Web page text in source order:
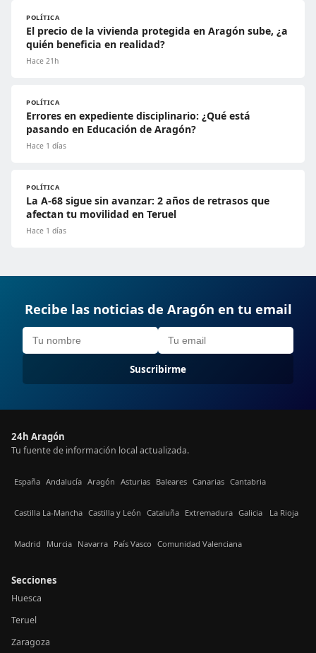
POLÍTICA
El precio de la vivienda protegida en Aragón sube, ¿a
quién beneficia en realidad?
Hace 21h
POLÍTICA
Errores en expediente disciplinario: ¿Qué está
pasando en Educación de Aragón?
Hace 1 días
POLÍTICA
La A-68 sigue sin avanzar: 2 años de retrasos que
afectan tu movilidad en Teruel
Hace 1 días
Recibe las noticias de Aragón en tu email
Suscribirme
24h Aragón
Tu fuente de información local actualizada.
España Andalucía Aragón Asturias Baleares Canarias Cantabria
Castilla La-Mancha Castilla y León Cataluña Extremadura Galicia La Rioja
Madrid Murcia Navarra País Vasco Comunidad Valenciana
Secciones
Huesca
Teruel
Zaragoza